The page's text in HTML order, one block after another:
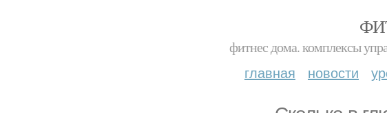
фитнес дома. комплексы
главная новости